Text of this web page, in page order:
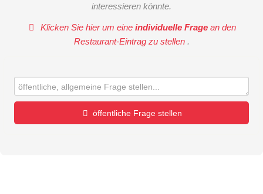
interessieren könnte.
Klicken Sie hier um eineindividuelle Frage an den
Restaurant-Eintrag zu stellen .
öffentliche Frage stellen